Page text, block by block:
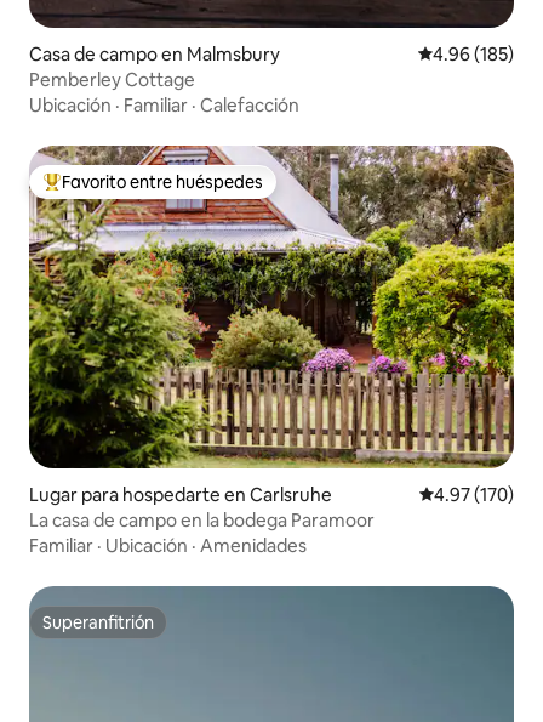
Casa de campo en Malmsbury Calificación
4.96 (185)
Pemberley Cottage
Ubicación · Familiar · Calefacción
De los mejores en Favorito entre huéspedes
Favorito entre huéspedes
Lugar para hospedarte en Carlsruhe Calificación
4.97 (170)
La casa de campo en la bodega Paramoor
Familiar · Ubicación · Amenidades
Superanfitrión
Superanfitrión